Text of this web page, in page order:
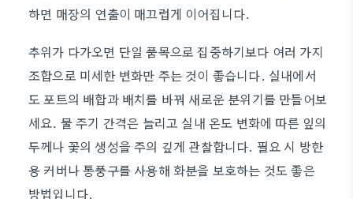
하면 매장의 연출이 매끄럽게 이어집니다.
추위가 다가오면 단일 품목으로 집중하기보다 여러 가지
조합으로 미세한 변화만 주는 것이 좋습니다. 실내에서
도 포트의 배합과 배치를 바꿔 새로운 분위기를 만들어보
세요. 물 주기 간격은 늘리고 실내 온도 변화에 따른 잎의
두께나 꽃의 생성을 주의 깊게 관찰합니다. 필요 시 방한
용 커버나 통풍구를 사용해 화분을 보호하는 것도 좋은
방법입니다.